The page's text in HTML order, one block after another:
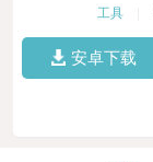
工具
安卓下载